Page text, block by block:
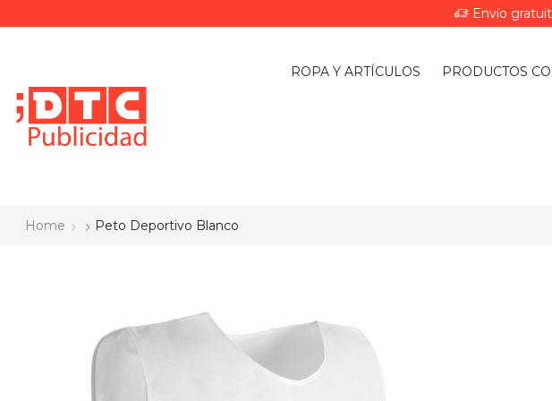
Envío
ROPA Y ARTÍCULOS PRODUCTOS
Home Peto Deportivo Blanco